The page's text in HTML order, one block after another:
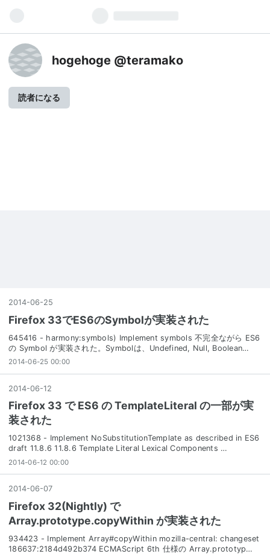
hogehoge @teramako
読者になる
2014-06-25
Firefox 33でES6のSymbolが実装された
645416 - harmony:symbols) Implement symbols 不完全ながら ES6
の Symbol が実装された。Symbolは、Undefined, Null, Boolean…
2014-06-25 00:00
2014-06-12
Firefox 33 で ES6 の TemplateLiteral の一部が実
装された
1021368 - Implement NoSubstitutionTemplate as described in ES6
draft 11.8.6 11.8.6 Template Literal Lexical Components …
2014-06-12 00:00
2014-06-07
Firefox 32(Nightly) で
Array.prototype.copyWithin が実装された
934423 - Implement Array#copyWithin mozilla-central: changeset
186637:2184d492b374 ECMAScript 6th 仕様の Array.prototyp…